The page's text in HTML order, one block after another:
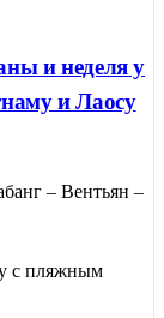
и неделя у
и Лаосу
– Вентьян –
с пляжным